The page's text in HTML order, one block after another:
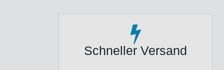
Schneller Versand